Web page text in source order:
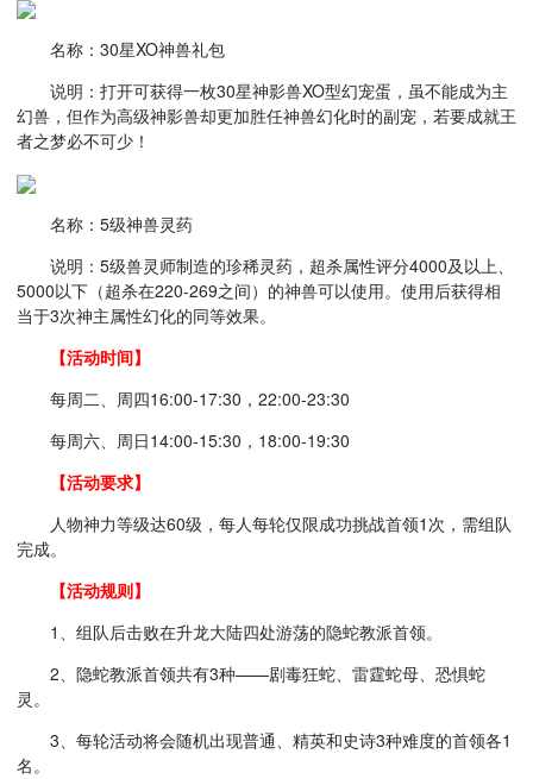
名称：30星XO神兽礼包
说明：打开可获得一枚30星神影兽XO型幻宠蛋，虽不能成为主
幻兽，但作为高级神影兽却更加胜任神兽幻化时的副宠，若要成就王
者之梦必不可少！
名称：5级神兽灵药
说明：5级兽灵师制造的珍稀灵药，超杀属性评分4000及以上、
5000以下（超杀在220-269之间）的神兽可以使用。使用后获得相
当于3次神主属性幻化的同等效果。
【活动时间】
每周二、周四16:00-17:30，22:00-23:30
每周六、周日14:00-15:30，18:00-19:30
【活动要求】
人物神力等级达60级，每人每轮仅限成功挑战首领1次，需组队
完成。
【活动规则】
1、组队后击败在升龙大陆四处游荡的隐蛇教派首领。
2、隐蛇教派首领共有3种——剧毒狂蛇、雷霆蛇母、恐惧蛇
灵。
3、每轮活动将会随机出现普通、精英和史诗3种难度的首领各1
名。